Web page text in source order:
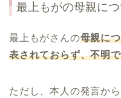
最上もがの母親に
最上もがさんの母親に
表されておらず、不明
ただし、本人の発言か